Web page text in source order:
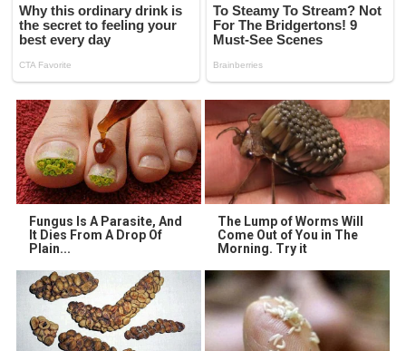
Fungus Is A Parasite, And
It Dies From A Drop Of
Plain...
The Lump of Worms Will
Come Out of You in The
Morning. Try it